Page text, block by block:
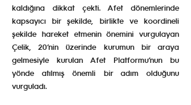
kaldığına dikkat çekti. Afet dönemlerinde
kapsayıcı bir şekilde, birlikte ve koordineli
şekilde hareket etmenin önemini vurgulayan
Çelik, 20’nin üzerinde kurumun bir araya
gelmesiyle kurulan Afet Platformu’nun bu
yönde atılmış önemli bir adım olduğunu
vurguladı.